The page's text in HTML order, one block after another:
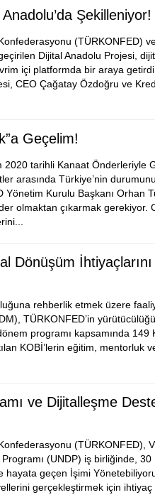
Şekilleniyor!
(TÜRKONFED)
Dijital Anadolu Projesi,
içi platformda bir araya
CEO Çağatay Özdoğru ve
Geçelim!
2020 tarihli Kanaat Önderleriyle
arasında Türkiye’nin durumunu
Yönetim Kurulu Başkanı Orhan
olmaktan çıkarmak gerekiyor.
Dönüşüm İhtiyaçlarını
rehberlik etmek üzere
TÜRKONFED’in
programı kapsamında 149
KOBİ’lerin eğitim, mentorluk
ve Dijitalleşme
(TÜRKONFED),
(UNDP) iş birliğinde,
hayata geçen İşimi
gerçekleştirmek için ihtiyaç